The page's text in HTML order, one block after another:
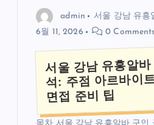
admin 서울 강남 유흥
6월 11, 2026
0 Comments
서울 강남 유흥알
석: 주점 아르바이
면접 준비 팁